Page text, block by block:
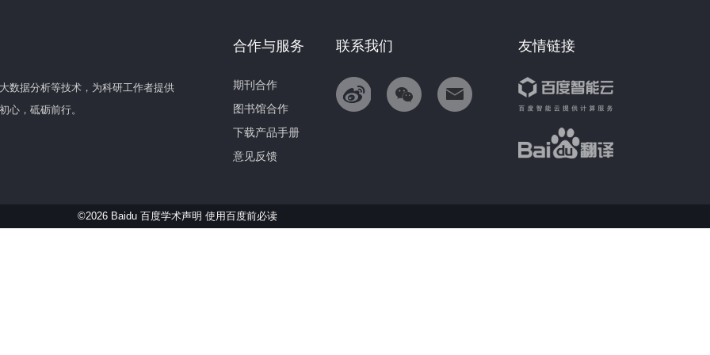
数据分析等技术，为科研工作者提供
心，砥砺前行。
友情链接
联系我们
合作与服务
期刊合作
图书馆合作
下载产品手册
意见反馈
©2026 Baidu 百度学术声明 使用百度前必读